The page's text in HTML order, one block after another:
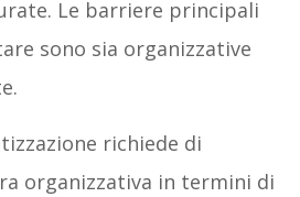
Le barriere principali
sono sia organizzative
richiede di
organizzativa in termini di